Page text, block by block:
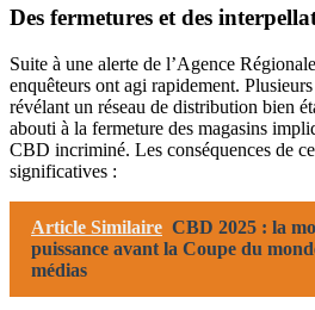
Des fermetures et des
Suite à une alerte de l’Agence
enquêteurs ont agi rapidement.
révélant un réseau de distribution bien
abouti à la fermeture des magasins
CBD incriminé. Les conséquences de
significatives :
Article Similaire CBD 2025 : la
puissance avant la Coupe du
médias